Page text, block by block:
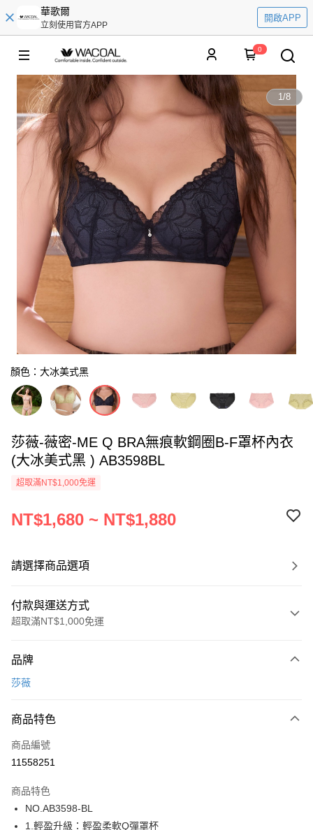
華歌爾
立刻使用官方APP
開啟APP
0
1/8
顏色：大冰美式黑
莎薇-薇密-ME Q BRA無痕軟鋼圈B-F罩杯內衣
(大冰美式黑 ) AB3598BL
超取滿NT$1,000免運
NT$1,680 ~ NT$1,880
請選擇商品選項
付款與運送方式
超取滿NT$1,000免運
信用卡一次付款
LINE Pay
街口支付
運送方式
品牌
莎薇
商品特色
商品編號
11558251
商品特色
NO.AB3598-BL
1.輕盈升級：輕盈柔軟Q彈罩杯